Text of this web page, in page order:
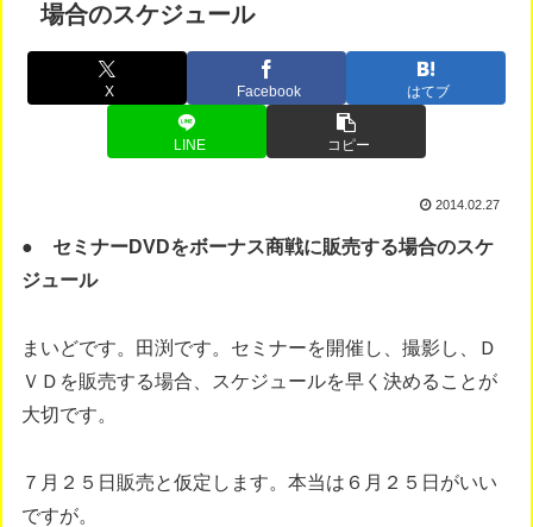
場合のスケジュール
X Facebook はてブ
LINE コピー
2014.02.27
● セミナーDVDをボーナス商戦に販売する場合のスケ
ジュール
まいどです。田渕です。セミナーを開催し、撮影し、Ｄ
ＶＤを販売する場合、スケジュールを早く決めることが
大切です。
７月２５日販売と仮定します。本当は６月２５日がいい
ですが。